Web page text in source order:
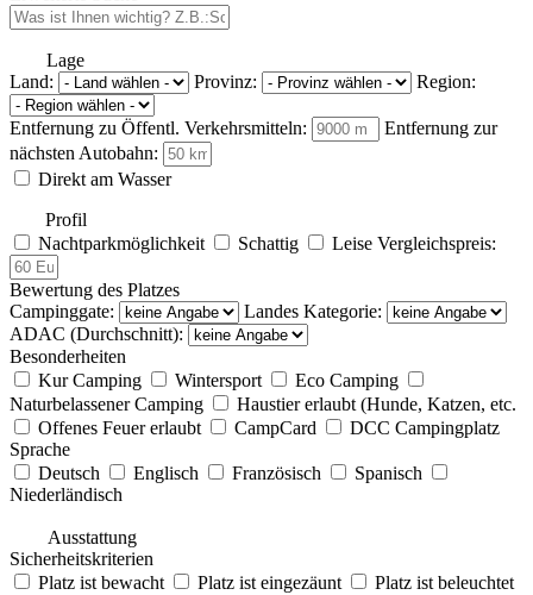
Lage
Land:
Provinz: Region:
Entfernung zu Öffentl. Verkehrsmitteln:
Entfernung zur
nächsten Autobahn:
Direkt am Wasser
Profil
Nachtparkmöglichkeit
Schattig Leise Vergleichspreis:
Bewertung des Platzes
Campinggate:
Landes Kategorie:
ADAC (Durchschnitt):
Besonderheiten
Kur Camping
Wintersport
Eco Camping
Naturbelassener Camping
Haustier erlaubt (Hunde, Katzen, etc.
Offenes Feuer erlaubt
CampCard
DCC Campingplatz
Sprache
Deutsch
Englisch Französisch
Spanisch
Niederländisch
Ausstattung
Sicherheitskriterien
Platz ist bewacht
Platz ist eingezäunt
Platz ist beleuchtet